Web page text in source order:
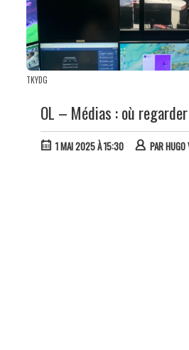
TKYDG
OL – Médias : où regarder
1 MAI 2025 À 15:30 PARHUGO